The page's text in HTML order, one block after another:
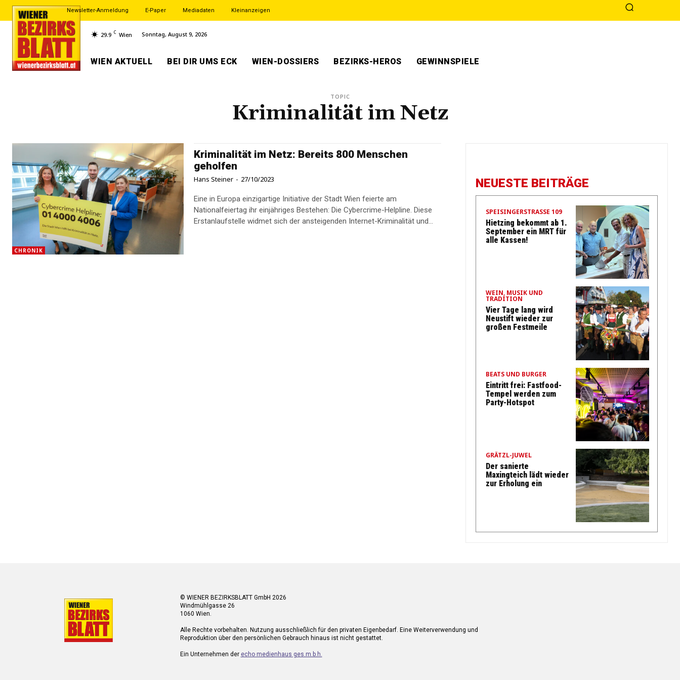
Newsletter-Anmeldung E-Paper Mediadaten Kleinanzeigen
29.9 C Wien Sonntag, August 9, 2026
WIEN AKTUELL BEI DIR UMS ECK WIEN-DOSSIERS BEZIRKS-HEROS GEWINNSPIELE
TOPIC
Kriminalität im Netz
CHRONIK
Kriminalität im Netz: Bereits 800 Menschen
geholfen
Hans Steiner - 27/10/2023
Eine in Europa einzigartige Initiative der Stadt Wien feierte am
Nationalfeiertag ihr einjähriges Bestehen: Die Cybercrime-Helpline. Diese
Erstanlaufstelle widmet sich der ansteigenden Internet-Kriminalität und...
NEUESTE BEITRÄGE
SPEISINGERSTRASSE 109
Hietzing bekommt ab 1.
September ein MRT für
alle Kassen!
WEIN, MUSIK UND
TRADITION
Vier Tage lang wird
Neustift wieder zur
großen Festmeile
BEATS UND BURGER
Eintritt frei: Fastfood-
Tempel werden zum
Party-Hotspot
GRÄTZL-JUWEL
Der sanierte
Maxingteich lädt wieder
zur Erholung ein
© WIENER BEZIRKSBLATT GmbH 2026
Windmühlgasse 26
1060 Wien.
Alle Rechte vorbehalten. Nutzung ausschließlich für den privaten Eigenbedarf. Eine Weiterverwendung und
Reproduktion über den persönlichen Gebrauch hinaus ist nicht gestattet.
Ein Unternehmen der echo medienhaus ges.m.b.h.